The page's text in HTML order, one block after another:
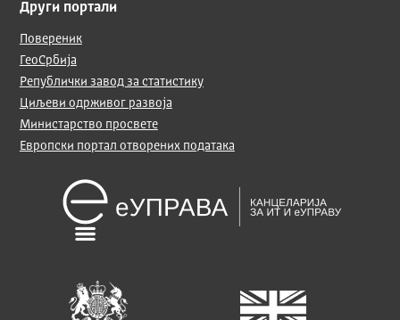
Други портали
Повереник
ГеоСрбија
Републички завод за статистику
Циљеви одрживог развоја
Министарство просвете
Европски портал отворених података